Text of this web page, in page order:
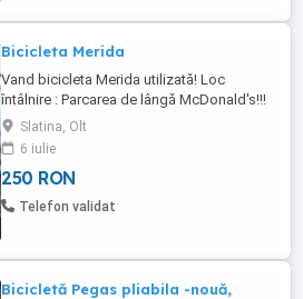
Bicicleta Merida
Vand bicicleta Merida utilizată! Loc
întâlnire : Parcarea de lângă McDonald's!!!
Slatina, Olt
6 iulie
250 RON
Telefon validat
Bicicletă Pegas pliabila -nouă,